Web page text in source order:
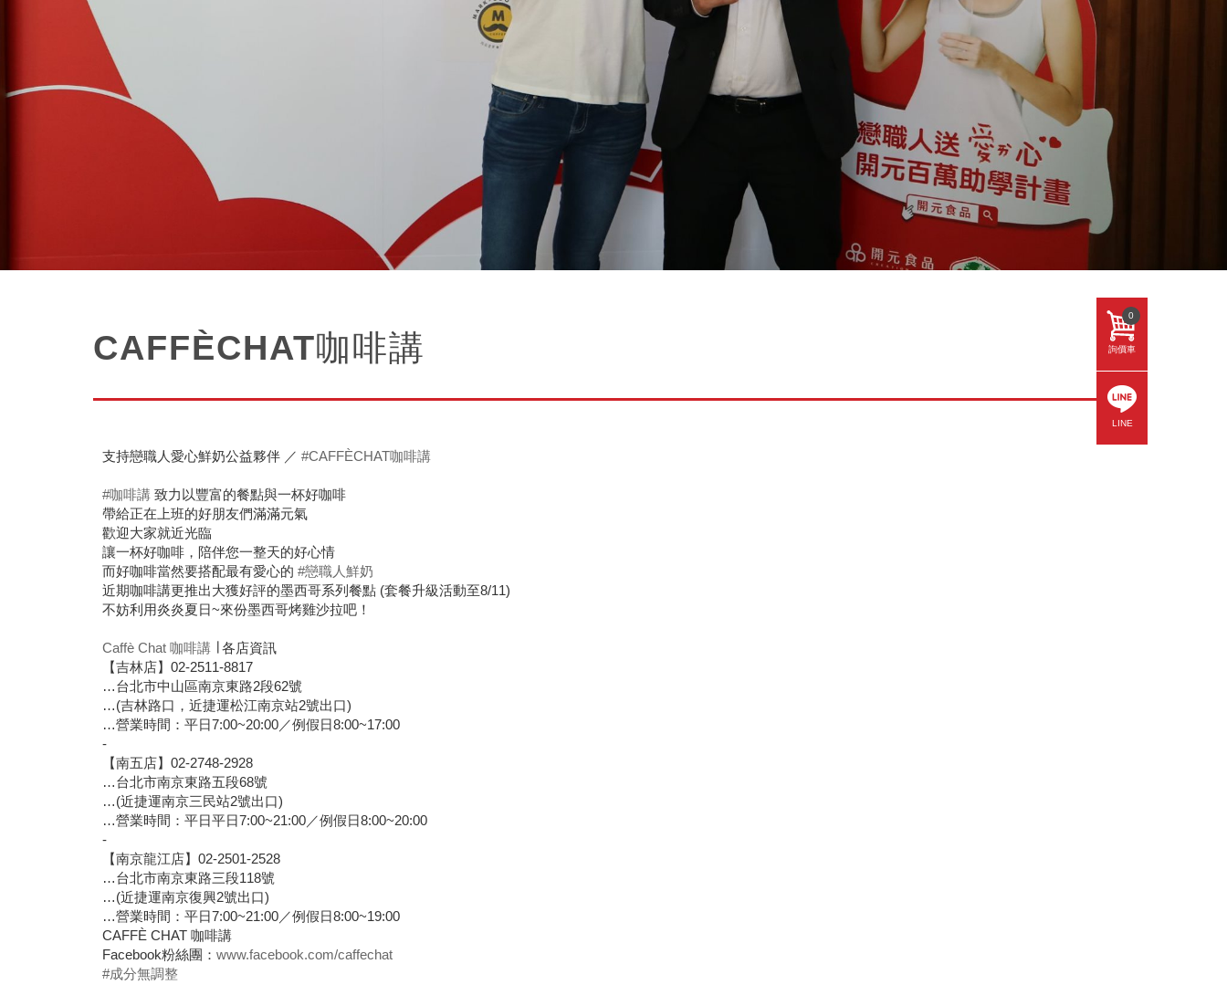
CAFFÈCHAT咖啡講
支持戀職人愛心鮮奶公益夥伴 ／ #CAFFÈCHAT咖啡講
#咖啡講 致力以豐富的餐點與一杯好咖啡
帶給正在上班的好朋友們滿滿元氣
歡迎大家就近光臨
讓一杯好咖啡，陪伴您一整天的好心情
而好咖啡當然要搭配最有愛心的 #戀職人鮮奶
近期咖啡講更推出大獲好評的墨西哥系列餐點 (套餐升級活動至8/11)
不妨利用炎炎夏日~來份墨西哥烤雞沙拉吧！
Caffè Chat 咖啡講 ∣ 各店資訊
【吉林店】02-2511-8817
…台北市中山區南京東路2段62號
…(吉林路口，近捷運松江南京站2號出口)
…營業時間：平日7:00~20:00／例假日8:00~17:00
-
【南五店】02-2748-2928
…台北市南京東路五段68號
…(近捷運南京三民站2號出口)
…營業時間：平日平日7:00~21:00／例假日8:00~20:00
-
【南京龍江店】02-2501-2528
…台北市南京東路三段118號
…(近捷運南京復興2號出口)
…營業時間：平日7:00~21:00／例假日8:00~19:00
CAFFÈ CHAT 咖啡講
Facebook粉絲團： www.facebook.com/caffechat
#成分無調整
詢價車
0
LINE